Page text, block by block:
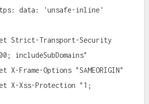
data: 'unsafe-inline'
Strict-Transport-Security
includeSubDomains"
X-Frame-Options "SAMEORIGIN"
X-Xss-Protection "1;